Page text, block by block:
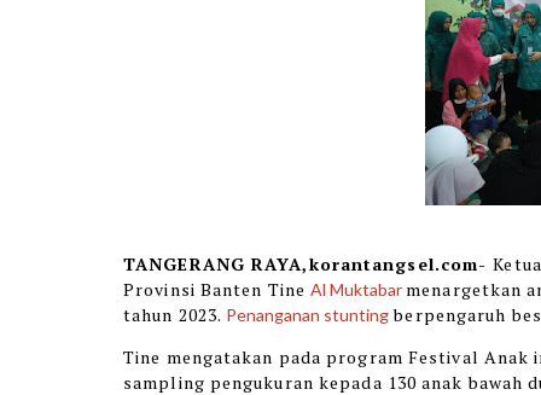
TANGERANG RAYA,korantangsel.com-
Provinsi Banten TineAl Muktabar menargetkan
tahun 2023. Penanganan stuntingberpengaruh
Tine mengatakan pada program Festival Anak
sampling pengukuran kepada 130 anak bawah